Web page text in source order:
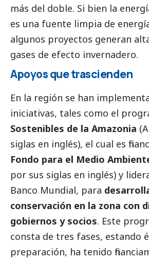
más del doble. Si bien la
es una fuente limpia de
algunos proyectos generan
gases de efecto invernadero.
Apoyos que trascienden
En la región se han
iniciativas, tales como el
Sostenibles de la Amazonia
siglas en inglés), el cual es
Fondo para el Medio
por sus siglas en inglés) y
Banco Mundial, para
conservación en la zona con
gobiernos y socios. Este
consta de tres fases, estando
preparación, ha tenido